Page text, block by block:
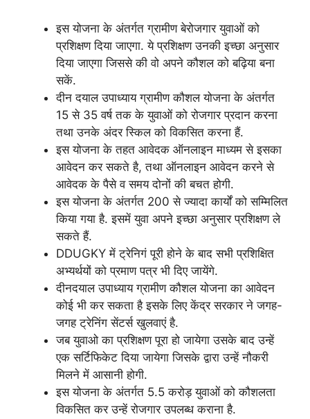
इस योजना के अंतर्गत ग्रामीण बेरोजगार युवाओं को
प्रशिक्षण दिया जाएगा. ये प्रशिक्षण उनकी इच्छा अनुसार
दिया जाएगा जिससे की वो अपने कौशल को बढ़िया बना
सकें.
दीन दयाल उपाध्याय ग्रामीण कौशल योजना के अंतर्गत
15 से 35 वर्ष तक के युवाओं को रोजगार प्रदान करना
तथा उनके अंदर स्किल को विकसित करना हैं.
इस योजना के तहत आवेदक ऑनलाइन माध्यम से इसका
आवेदन कर सकते है, तथा ऑनलाइन आवेदन करने से
आवेदक के पैसे व समय दोनों की बचत होगी.
इस योजना के अंतर्गत 200 से ज्यादा कार्यों को सम्मिलित
किया गया है. इसमें युवा अपने इच्छा अनुसार प्रशिक्षण ले
सकते हैं.
DDUGKY में ट्रेनिगं पूरी होने के बाद सभी प्रशिक्षित
अभ्यर्थयों को प्रमाण पत्र भी दिए जायेंगे.
दीनदयाल उपाध्याय ग्रामीण कौशल योजना का आवेदन
कोई भी कर सकता है इसके लिए केंद्र सरकार ने जगह-
जगह ट्रेनिंग सेंटर्स खुलवाएं है.
जब युवाओ का प्रशिक्षण पूरा हो जायेगा उसके बाद उन्हें
एक सर्टिफिकेट दिया जायेगा जिसके द्वारा उन्हें नौकरी
मिलने में आसानी होगी.
इस योजना के अंतर्गत 5.5 करोड़ युवाओं को कौशलता
विकसित कर उन्हें रोजगार उपलब्ध कराना है.